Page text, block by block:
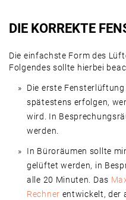
DIE KORREKTE
Die einfachste Form des
Folgendes sollte hierbei
Die erste
spätestens erfolgen,
wird. In
werden.
In Büroräumen sollte
gelüftet werden, in
alle 20 Minuten. Das
Rechner entwickelt, der